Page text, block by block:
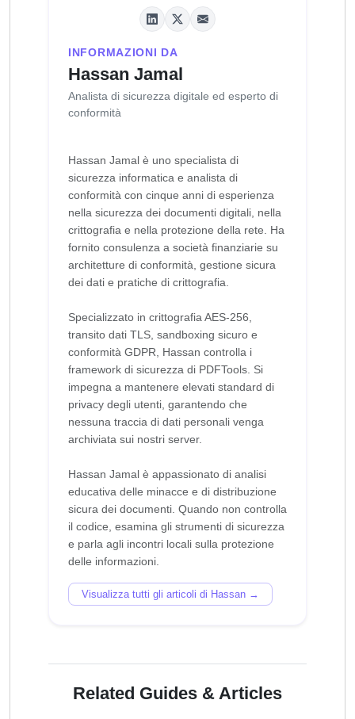
INFORMAZIONI DA
Hassan Jamal
Analista di sicurezza digitale ed esperto di
conformità
Hassan Jamal è uno specialista di
sicurezza informatica e analista di
conformità con cinque anni di esperienza
nella sicurezza dei documenti digitali, nella
crittografia e nella protezione della rete. Ha
fornito consulenza a società finanziarie su
architetture di conformità, gestione sicura
dei dati e pratiche di crittografia.
Specializzato in crittografia AES-256,
transito dati TLS, sandboxing sicuro e
conformità GDPR, Hassan controlla i
framework di sicurezza di PDFTools. Si
impegna a mantenere elevati standard di
privacy degli utenti, garantendo che
nessuna traccia di dati personali venga
archiviata sui nostri server.
Hassan Jamal è appassionato di analisi
educativa delle minacce e di distribuzione
sicura dei documenti. Quando non controlla
il codice, esamina gli strumenti di sicurezza
e parla agli incontri locali sulla protezione
Visualizza tutti gli articoli di Hassan →
Related Guides & Articles